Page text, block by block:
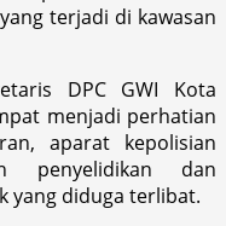
terjadi di kawasan
DPC GWI Kota
menjadi perhatian
aparat kepolisian
penyelidikan dan
yang diduga terlibat.